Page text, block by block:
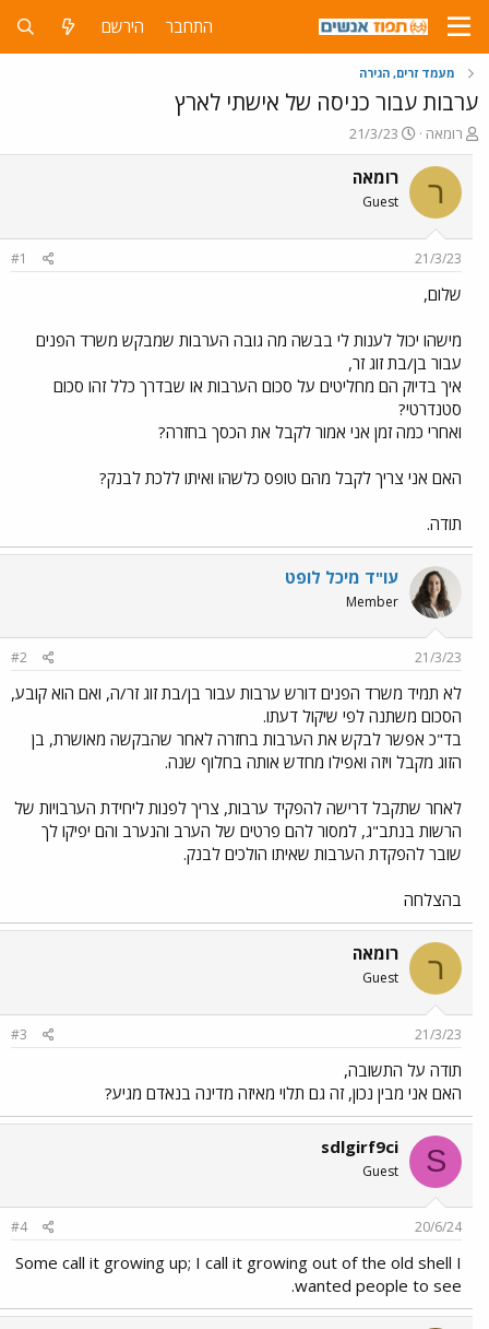
התחבר הירשם
מעמד זרים, הגירה
ערבות עבור כניסה של אישתי לארץ
פ
ו
ת
ח
ה
ש
א
רומאה
פ
ו
ר
ם
ך
21/3/23
ר רומאה
Guest
21/3/23
#1
שלום,
מישהו יכול לענות לי בבשה מה גובה הערבות שמבקש משרד הפנים
עבור בן/בת זוג זר,
איך בדיוק הם מחליטים על סכום הערבות או שבדרך כלל זהו סכום
סטנדרטי?
ואחרי כמה זמן אני אמור לקבל את הכסך בחזרה?
האם אני צריך לקבל מהם טופס כלשהו ואיתו ללכת לבנק?
תודה.
עו"ד מיכל לופט
Member
21/3/23
#2
לא תמיד משרד הפנים דורש ערבות עבור בן/בת זוג זר/ה, ואם הוא קובע,
הסכום משתנה לפי שיקול דעתו.
בד"כ אפשר לבקש את הערבות בחזרה לאחר שהבקשה מאושרת, בן
הזוג מקבל ויזה ואפילו מחדש אותה בחלוף שנה.
לאחר שתקבל דרישה להפקיד ערבות, צריך לפנות ליחידת הערבויות של
הרשות בנתב"ג, למסור להם פרטים של הערב והנערב והם יפיקו לך
שובר להפקדת הערבות שאיתו הולכים לבנק.
בהצלחה
ר רומאה
Guest
21/3/23
#3
תודה על התשובה,
האם אני מבין נכון, זה גם תלוי מאיזה מדינה בנאדם מגיע?
S
sdlgirf9ci
Guest
20/6/24
#4
Some call it growing up; I call it growing out of the old shell I
wanted people to see.